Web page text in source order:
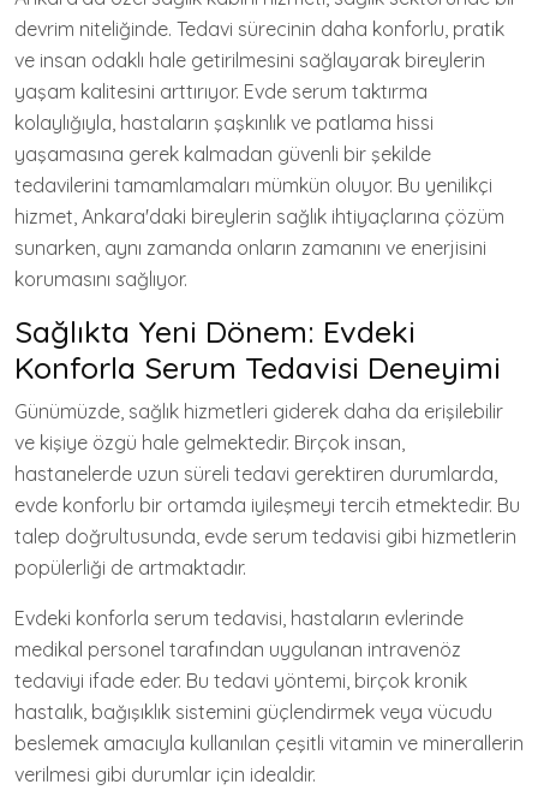
devrim niteliğinde. Tedavi sürecinin daha konforlu, pratik
ve insan odaklı hale getirilmesini sağlayarak bireylerin
yaşam kalitesini arttırıyor. Evde serum taktırma
kolaylığıyla, hastaların şaşkınlık ve patlama hissi
yaşamasına gerek kalmadan güvenli bir şekilde
tedavilerini tamamlamaları mümkün oluyor. Bu yenilikçi
hizmet, Ankara'daki bireylerin sağlık ihtiyaçlarına çözüm
sunarken, aynı zamanda onların zamanını ve enerjisini
korumasını sağlıyor.
Sağlıkta Yeni Dönem: Evdeki
Konforla Serum Tedavisi Deneyimi
Günümüzde, sağlık hizmetleri giderek daha da erişilebilir
ve kişiye özgü hale gelmektedir. Birçok insan,
hastanelerde uzun süreli tedavi gerektiren durumlarda,
evde konforlu bir ortamda iyileşmeyi tercih etmektedir. Bu
talep doğrultusunda, evde serum tedavisi gibi hizmetlerin
popülerliği de artmaktadır.
Evdeki konforla serum tedavisi, hastaların evlerinde
medikal personel tarafından uygulanan intravenöz
tedaviyi ifade eder. Bu tedavi yöntemi, birçok kronik
hastalık, bağışıklık sistemini güçlendirmek veya vücudu
beslemek amacıyla kullanılan çeşitli vitamin ve minerallerin
verilmesi gibi durumlar için idealdir.